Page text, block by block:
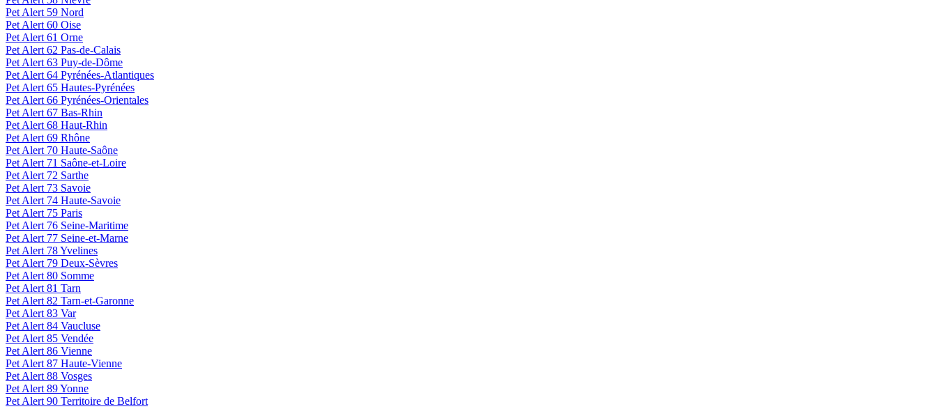
Pet Alert 59 Nord
Pet Alert 60 Oise
Pet Alert 61 Orne
Pet Alert 62 Pas-de-Calais
Pet Alert 63 Puy-de-Dôme
Pet Alert 64 Pyrénées-Atlantiques
Pet Alert 65 Hautes-Pyrénées
Pet Alert 66 Pyrénées-Orientales
Pet Alert 67 Bas-Rhin
Pet Alert 68 Haut-Rhin
Pet Alert 69 Rhône
Pet Alert 70 Haute-Saône
Pet Alert 71 Saône-et-Loire
Pet Alert 72 Sarthe
Pet Alert 73 Savoie
Pet Alert 74 Haute-Savoie
Pet Alert 75 Paris
Pet Alert 76 Seine-Maritime
Pet Alert 77 Seine-et-Marne
Pet Alert 78 Yvelines
Pet Alert 79 Deux-Sèvres
Pet Alert 80 Somme
Pet Alert 81 Tarn
Pet Alert 82 Tarn-et-Garonne
Pet Alert 83 Var
Pet Alert 84 Vaucluse
Pet Alert 85 Vendée
Pet Alert 86 Vienne
Pet Alert 87 Haute-Vienne
Pet Alert 88 Vosges
Pet Alert 89 Yonne
Pet Alert 90 Territoire de Belfort